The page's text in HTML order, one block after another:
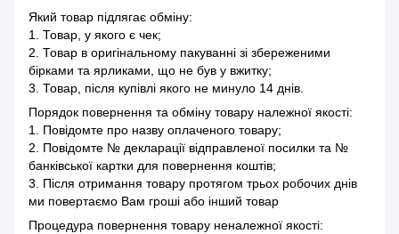
Який товар підлягає обміну:
1. Товар, у якого є чек;
2. Товар в оригінальному пакуванні зі збереженими
бірками та ярликами, що не був у вжитку;
3. Товар, після купівлі якого не минуло 14 днів.
Порядок повернення та обміну товару належної якості:
1. Повідомте про назву оплаченого товару;
2. Повідомте № декларації відправленої посилки та №
банківської картки для повернення коштів;
3. Після отримання товару протягом трьох робочих днів
ми повертаємо Вам гроші або інший товар
Процедура повернення товару неналежної якості: